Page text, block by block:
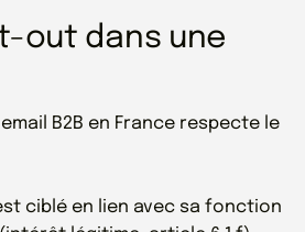
out dans une
B2B en France respecte le
ciblé en lien avec sa fonction